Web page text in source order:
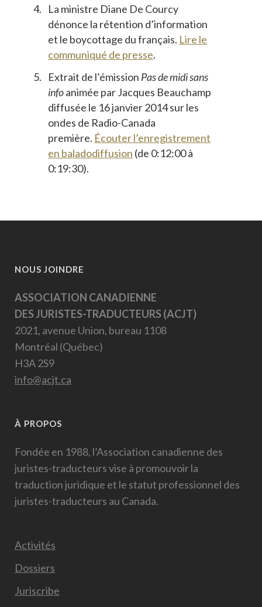
La ministre Diane De Courcy
dénonce la rétention d’information
et le boycottage du français. Lire le
communiqué de presse.
Extrait de l’émission Pas de midi sans
infoanimée par Jacques Beauchamp
diffusée le 16 janvier 2014 sur les
ondes de Radio-Canada
première. Écouter l’enregistrement
en baladodiffusion (de 0:12:00 à
0:19:30).
NOUS JOINDRE
ASSOCIATION CANADIENNE
DES JURISTES-TRADUCTEURS (ACJT)
2021, avenue Union, bureau 1108
Montréal (Québec)
H3A 2S9
info@acjt.ca
À PROPOS
Fondée en 1988, l’Association canadienne des
juristes-traducteurs vise à promouvoir la
traduction juridique et le statut professionnel des
juristes-traducteurs au Canada.
Activités
Dossiers
Juriscribe